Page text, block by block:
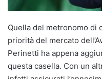
Quella del metronomo di
priorità del mercato
Perinetti ha appena
questa casella. Con un